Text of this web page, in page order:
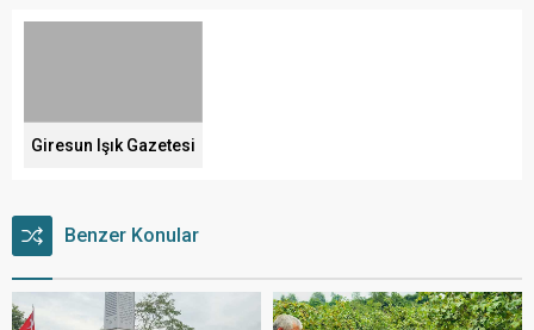
Giresun Işık Gazetesi
Benzer Konular